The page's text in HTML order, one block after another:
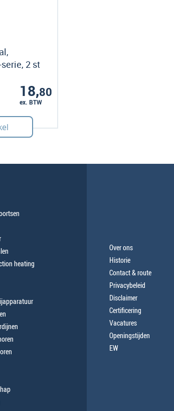
2 st
18,80
ex. BTW
heating
Over ons
Historie
Contact & route
Privacybeleid
Disclaimer
Certificering
Vacatures
Openingstijden
EW